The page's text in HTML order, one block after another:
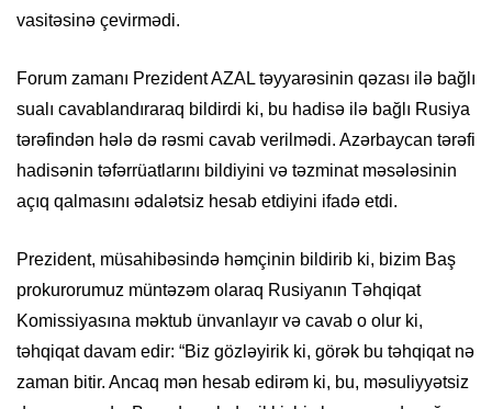
vasitəsinə çevirmədi.
Forum zamanı Prezident AZAL təyyarəsinin qəzası ilə bağlı
sualı cavablandıraraq bildirdi ki, bu hadisə ilə bağlı Rusiya
tərəfindən hələ də rəsmi cavab verilmədi. Azərbaycan tərəfi
hadisənin təfərrüatlarını bildiyini və təzminat məsələsinin
açıq qalmasını ədalətsiz hesab etdiyini ifadə etdi.
Prezident, müsahibəsində həmçinin bildirib ki, bizim Baş
prokurorumuz müntəzəm olaraq Rusiyanın Təhqiqat
Komissiyasına məktub ünvanlayır və cavab o olur ki,
təhqiqat davam edir: “Biz gözləyirik ki, görək bu təhqiqat nə
zaman bitir. Ancaq mən hesab edirəm ki, bu, məsuliyyətsiz